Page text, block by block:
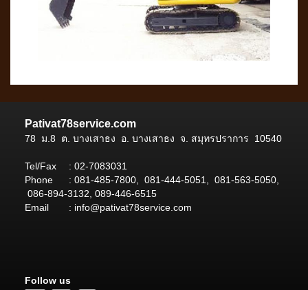
Pativat78service.com
78 ม.8 ต. บางเสาธง อ. บางเสาธง จ. สมุทรปราการ 10540
Tel/Fax : 02-7083031
Phone
: 081-485-7800 081-444-5051 081-563-5050
086-894-3132 089-446-6515
Email
: info@pativat78service.com
Follow us